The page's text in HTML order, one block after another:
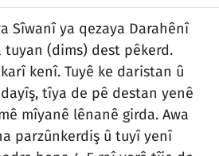
Sîwanî ya qezaya Darahênî
tuyan (dims) dest pêkerd.
kenî. Tuyê ke daristan û
tîya de pê destan yenê
mîyanê lênanê girda. Awa
parzûnkerdiş û tuyî yenî